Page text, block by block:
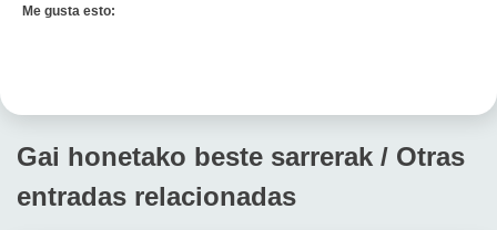
Me gusta esto:
Gai honetako beste sarrerak / Otras
entradas relacionadas